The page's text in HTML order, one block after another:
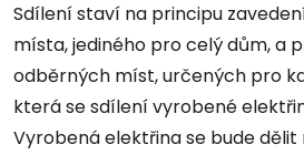
Sdílení staví na principu
místa, jediného pro celý dům, a
odběrných míst, určených pro
která se sdílení vyrobené
Vyrobená elektřina se bude